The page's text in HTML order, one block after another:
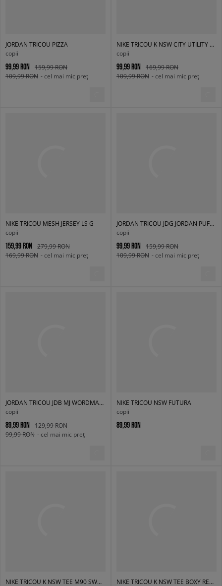
JORDAN TRICOU PIZZA
copii
99,99 RON
159,99 RON
109,99 RON - cel mai mic preț
NIKE TRICOU K NSW CITY UTILITY SS TOP
copii
99,99 RON
169,99 RON
109,99 RON - cel mai mic preț
NIKE TRICOU MESH JERSEY LS G
copii
159,99 RON
279,99 RON
169,99 RON - cel mai mic preț
JORDAN TRICOU JDG JORDAN PUFF FLORAL G
copii
99,99 RON
159,99 RON
109,99 RON - cel mai mic preț
JORDAN TRICOU JDB MJ WORDMARK EMB CREW BOY
copii
89,99 RON
129,99 RON
99,99 RON - cel mai mic preț
NIKE TRICOU NSW FUTURA
copii
89,99 RON
NIKE TRICOU K NSW TEE M90 SWOOSH SOUNDS BOY
NIKE TRICOU K NSW TEE BOXY REST BOY